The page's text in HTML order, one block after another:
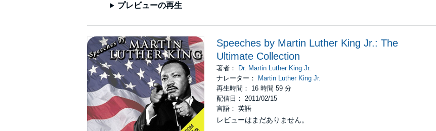
プレビューの再生
Speeches by Martin Luther King Jr.: The
Ultimate Collection
著者：
Dr. Martin Luther King Jr.
ナレーター：
Martin Luther King Jr.
再生時間： 16 時間 59 分
配信日： 2011/02/15
言語： 英語
レビューはまだありません。